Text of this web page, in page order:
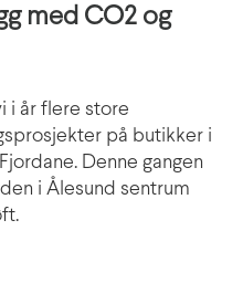
med CO2 og
i år flere store
på butikker i
Denne gangen
i Ålesund sentrum